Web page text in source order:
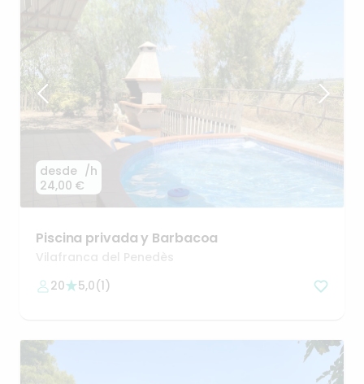
desde
24,00 €
/h
Piscina privaday Barbacoa
Vilafranca del Penedès
20
5,0(1)